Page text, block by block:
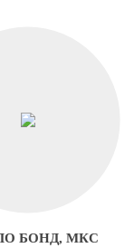
БОНД, МКС